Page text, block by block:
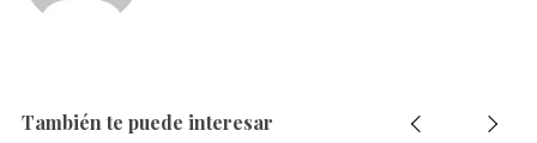
También te puede interesar